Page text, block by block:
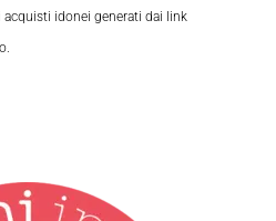
acquisti idonei generati dai link